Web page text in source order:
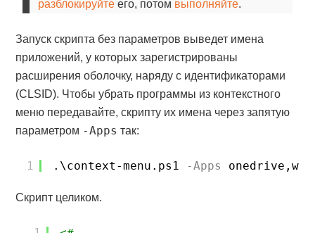
разблокируйте его, потом выполняйте.
Запуск скрипта без параметров выведет имена
приложений, у которых зарегистрированы
расширения оболочку, наряду с идентификаторами
(CLSID). Чтобы убрать программы из контекстного
меню передавайте, скрипту их имена через запятую
параметром -Apps так:
1 .\context-menu.ps1 -Apps
Скрипт целиком.